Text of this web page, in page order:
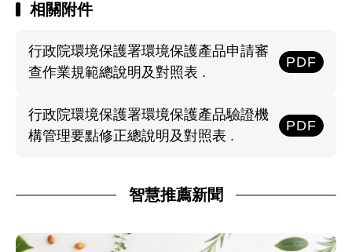
相關附件
行政院環境保護署環境保護產品申請審
查作業規範總說明及對照表 .
PDF
行政院環境保護署環境保護產品驗證機
構管理要點修正總說明及對照表 .
PDF
智慧推薦新聞